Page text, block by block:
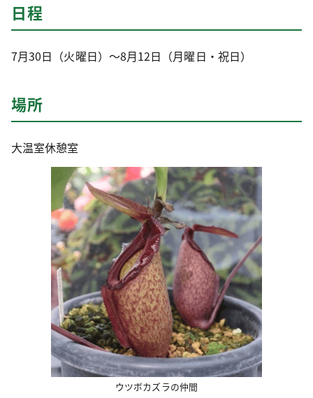
日程
7月30日（火曜日）～8月12日（月曜日・祝日）
場所
大温室休憩室
ウツボカズラの仲間